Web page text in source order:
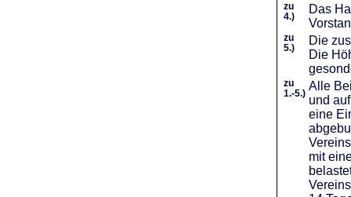
zu
4.)
Das
zu
5.)
Die
Die
zu
1.-5.)
Alle
und
eine
mit